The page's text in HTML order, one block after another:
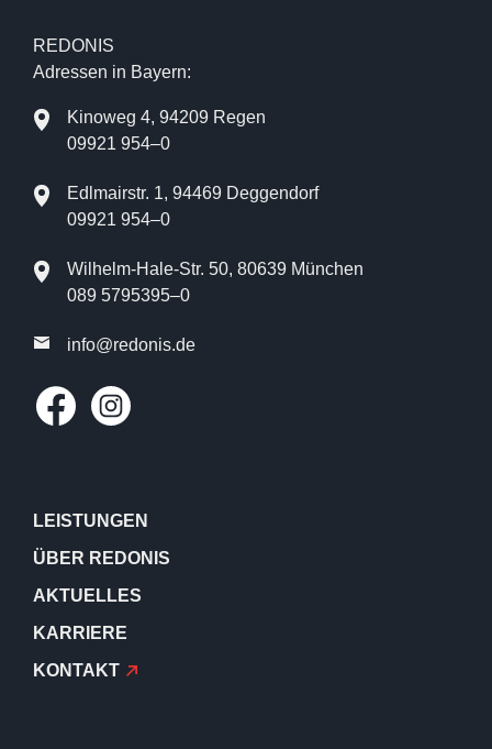
REDONIS
Adressen in Bayern:
Kinoweg 4, 94209 Regen
09921 954–0
Edlmairstr. 1, 94469 Deggendorf
09921 954–0
Wilhelm-Hale-Str. 50, 80639 München
089 5795395–0
info@​redonis.​de
LEISTUNGEN
ÜBER REDONIS
AKTUELLES
KARRIERE
KONTAKT